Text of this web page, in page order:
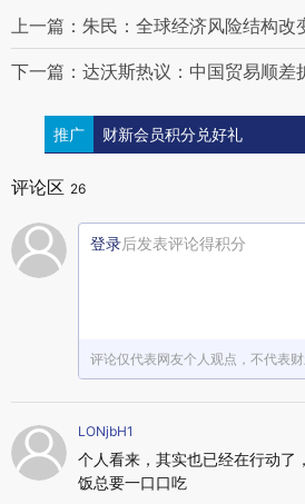
上一篇：朱民：全球经济风险结构改
下一篇：达沃斯热议：中国贸易顺差
推广 财新会员积分兑好礼
评论区 26
登录后发表评论得积分
评论仅代表网友个人观点，不代表
LONjbH1
个人看来，其实也已经在行动了
饭总要一口口吃